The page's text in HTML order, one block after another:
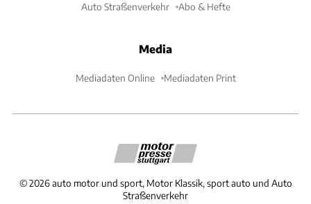
Auto Straßenverkehr Abo & Hefte
Media
Mediadaten Online Mediadaten Print
©2026 auto motor und sport, Motor Klassik, sport auto und Auto
Straßenverkehr